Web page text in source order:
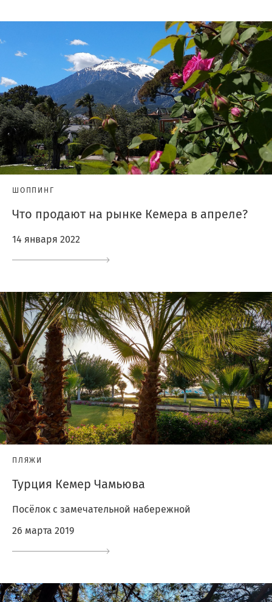
ШОППИНГ
Что продают на рынке Кемера в апреле?
14 января 2022
ПЛЯЖИ
Турция Кемер Чамьюва
Посёлок с замечательной набережной
26 марта 2019